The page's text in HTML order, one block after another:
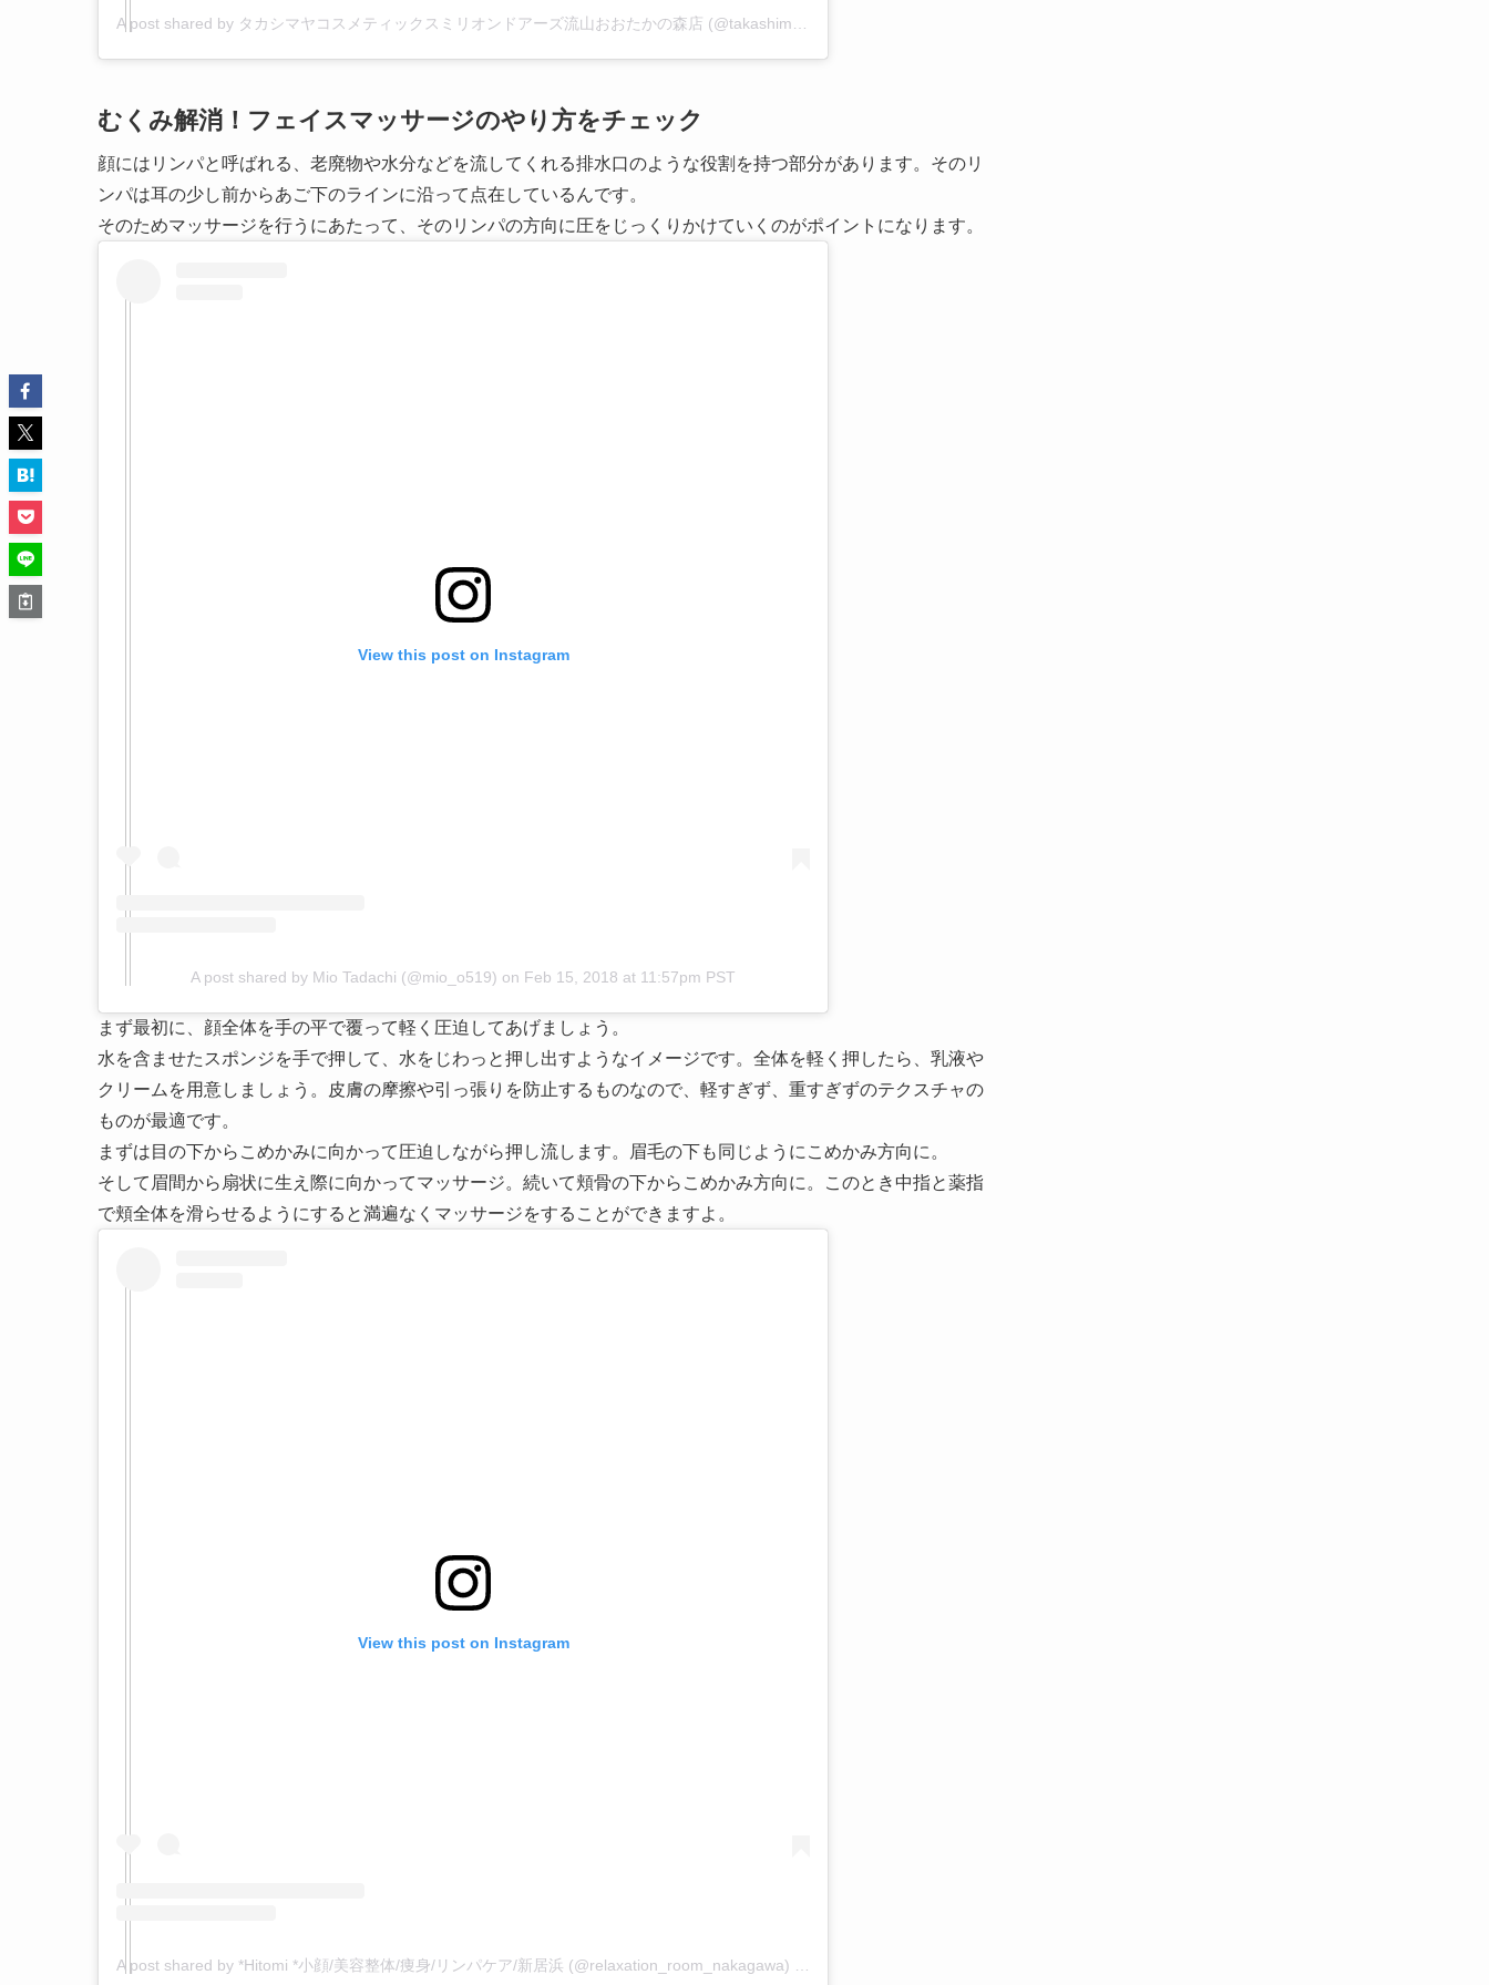
A post shared by タカシマヤコスメティックスミリオンドアーズ流山おおたかの森店 (@takashimayacosmetics_ootaka)
むくみ解消！フェイスマッサージのやり方をチェック
顔にはリンパと呼ばれる、老廃物や水分などを流してくれる排水口のような役割を持つ部分があります。そのリ
ンパは耳の少し前からあご下のラインに沿って点在しているんです。
そのためマッサージを行うにあたって、そのリンパの方向に圧をじっくりかけていくのがポイントになります。
View this post on Instagram
A post shared by Mio Tadachi (@mio_o519) on Feb 15, 2018 at 11:57pm PST
まず最初に、顔全体を手の平で覆って軽く圧迫してあげましょう。
水を含ませたスポンジを手で押して、水をじわっと押し出すようなイメージです。全体を軽く押したら、乳液や
クリームを用意しましょう。皮膚の摩擦や引っ張りを防止するものなので、軽すぎず、重すぎずのテクスチャの
ものが最適です。
まずは目の下からこめかみに向かって圧迫しながら押し流します。眉毛の下も同じようにこめかみ方向に。
そして眉間から扇状に生え際に向かってマッサージ。続いて頬骨の下からこめかみ方向に。このとき中指と薬指
で頬全体を滑らせるようにすると満遍なくマッサージをすることができますよ。
View this post on Instagram
A post shared by *Hitomi *小顔/美容整体/痩身/リンパケア/新居浜 (@relaxation_room_nakagawa)